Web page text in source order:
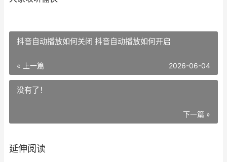
抖音自动播放如何关闭 抖音自动播放如何开启
« 上一篇 2026-06-04
没有了！
下一篇 »
延伸阅读